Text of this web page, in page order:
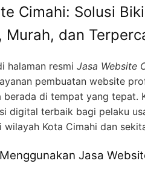
Cimahi: Solusi
Murah, dan
halaman resmi Jasa Website
pembuatan website
berada di tempat yang tepat.
digital terbaik bagi pelaku
wilayah Kota Cimahi dan
Jasa